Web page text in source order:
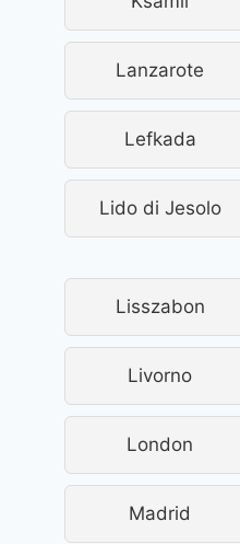
Lanzarote
Lefkada
Lido di Jesolo
Lisszabon
Livorno
London
Madrid